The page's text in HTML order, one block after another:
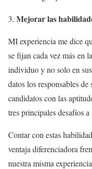
Mejorar las
MI experiencia me dice
se fijan cada vez más en
individuo y no solo en
datos los responsables
candidatos con las
tres principales desafíos
Contar con estas
ventaja diferenciadora
nuestra misma